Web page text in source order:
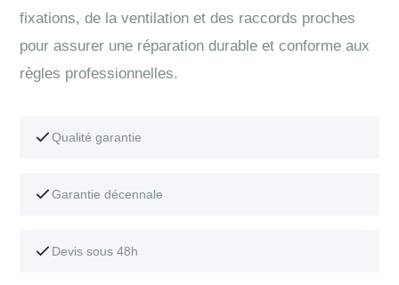
fixations, de la ventilation et des raccords proches
pour assurer une réparation durable et conforme aux
règles professionnelles.
Qualité garantie
Garantie décennale
Devis sous 48h